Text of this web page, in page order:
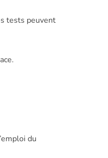
tests peuvent
du